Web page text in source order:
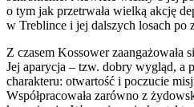
o tym jak przetrwała wielką akcję
w Treblince i jej dalszych losach po
Z czasem Kossower zaangażowała
Jej aparycja – tzw. dobry wygląd, a
charakteru: otwartość i poczucie
Współpracowała zarówno z